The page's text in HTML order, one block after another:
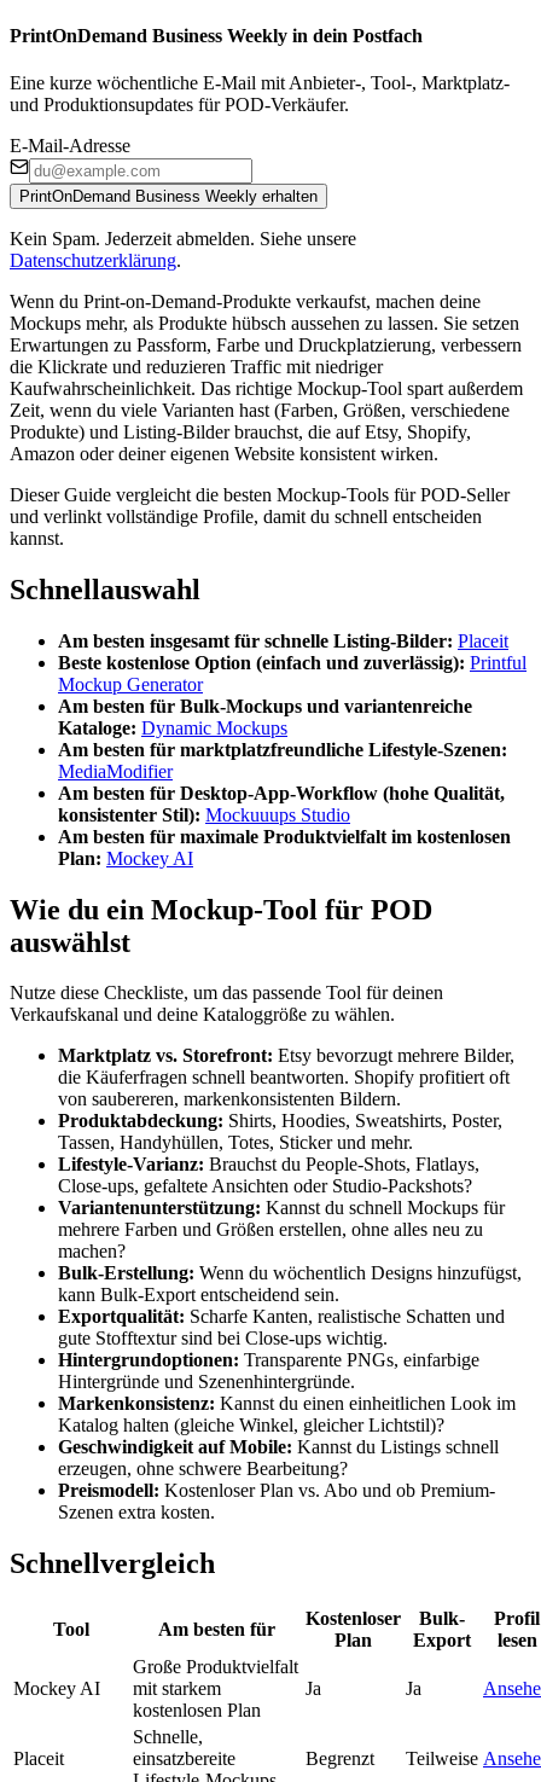
PrintOnDemand Business Weekly in dein Postfach
Eine kurze wöchentliche E-Mail mit Anbieter-, Tool-, Marktplatz-
und Produktionsupdates für POD-Verkäufer.
E-Mail-Adresse
PrintOnDemand Business Weekly erhalten
Kein Spam. Jederzeit abmelden. Siehe unsere
Datenschutzerklärung.
Wenn du Print-on-Demand-Produkte verkaufst, machen deine
Mockups mehr, als Produkte hübsch aussehen zu lassen. Sie setzen
Erwartungen zu Passform, Farbe und Druckplatzierung, verbessern
die Klickrate und reduzieren Traffic mit niedriger
Kaufwahrscheinlichkeit. Das richtige Mockup-Tool spart außerdem
Zeit, wenn du viele Varianten hast (Farben, Größen, verschiedene
Produkte) und Listing-Bilder brauchst, die auf Etsy, Shopify,
Amazon oder deiner eigenen Website konsistent wirken.
Dieser Guide vergleicht die besten Mockup-Tools für POD-Seller
und verlinkt vollständige Profile, damit du schnell entscheiden
kannst.
Schnellauswahl
Am besten insgesamt für schnelle Listing-Bilder: Placeit
Beste kostenlose Option (einfach und zuverlässig): Printful
Mockup Generator
Am besten für Bulk-Mockups und variantenreiche
Kataloge: Dynamic Mockups
Am besten für marktplatzfreundliche Lifestyle-Szenen:
MediaModifier
Am besten für Desktop-App-Workflow (hohe Qualität,
konsistenter Stil): Mockuuups Studio
Am besten für maximale Produktvielfalt im kostenlosen
Plan: Mockey AI
Wie du ein Mockup-Tool für POD
auswählst
Nutze diese Checkliste, um das passende Tool für deinen
Verkaufskanal und deine Kataloggröße zu wählen.
Marktplatz vs. Storefront: Etsy bevorzugt mehrere Bilder,
die Käuferfragen schnell beantworten. Shopify profitiert oft
von saubereren, markenkonsistenten Bildern.
Produktabdeckung: Shirts, Hoodies, Sweatshirts, Poster,
Tassen, Handyhüllen, Totes, Sticker und mehr.
Lifestyle-Varianz: Brauchst du People-Shots, Flatlays,
Close-ups, gefaltete Ansichten oder Studio-Packshots?
Variantenunterstützung: Kannst du schnell Mockups für
mehrere Farben und Größen erstellen, ohne alles neu zu
machen?
Bulk-Erstellung: Wenn du wöchentlich Designs hinzufügst,
kann Bulk-Export entscheidend sein.
Exportqualität: Scharfe Kanten, realistische Schatten und
gute Stofftextur sind bei Close-ups wichtig.
Hintergrundoptionen: Transparente PNGs, einfarbige
Hintergründe und Szenenhintergründe.
Markenkonsistenz: Kannst du einen einheitlichen Look im
Katalog halten (gleiche Winkel, gleicher Lichtstil)?
Geschwindigkeit auf Mobile: Kannst du Listings schnell
erzeugen, ohne schwere Bearbeitung?
Preismodell: Kostenloser Plan vs. Abo und ob Premium-
Szenen extra kosten.
Schnellvergleich
Tool Am besten für
Kostenloser
Plan
Bulk-
Export
Profil
lesen
Mockey AI
Große Produktvielfalt
mit starkem
kostenlosen Plan
Ja Ja
Placeit
Schnelle,
einsatzbereite
Begrenzt Teilweise